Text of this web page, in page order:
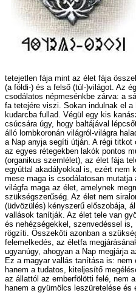
tetejetlen fája mint az élet fája
(a földi-) és a felső (túl-)világot. Az
csodálatos népmesénkbe zárva: a
fa tetejére viszi. Sokan indulnak el
kudarcba fullad. Végül egy kis
csúcsára úgy, hogy baltájával
álló lombkoronán világról-világra
a Nap anyja segíti útján. A régi titkot
az egyes rétegekben lakók pontos
(organikus szemlélet), az élet fája
egyúttal akadályokkal is, ezért nem
mese maga is csodálatosan
világfa maga az élet, amelynek
szükségszerűség. Az élet nem
(üdvözülés) kényszerű előszobája,
vallások tanítják. Az élet tele van
és nehézségekkel, szenvedéssel
rögzíti. Összeköti azonban a
felemelkedés, az életfa
ugyanúgy, ahogyan a Nap megjárja
Ez a magyar vallás tanítása is: nem
hanem a tudatos, kiteljesítő
az állattól az emberfölötti felé, nem
hanem a gyümölcs leszüretelése és